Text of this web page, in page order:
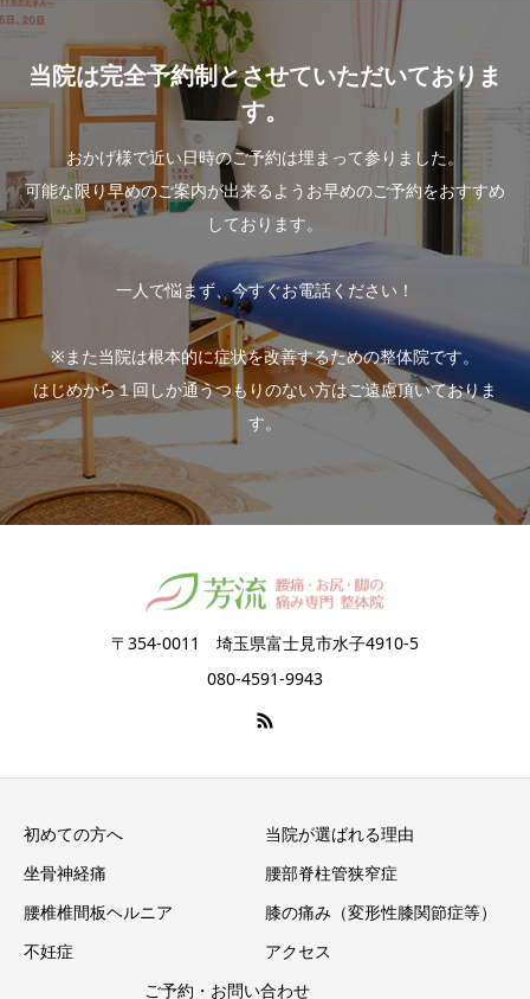
当院は完全予約制とさせていただいておりま
す。
おかげ様で近い日時のご予約は埋まって参りました。
可能な限り早めのご案内が出来るようお早めのご予約をおすすめ
しております。
一人で悩まず、今すぐお電話ください！
※また当院は根本的に症状を改善するための整体院です。
はじめから１回しか通うつもりのない方はご遠慮頂いておりま
す。
〒354-0011 埼玉県富士見市水子4910-5
080-4591-9943
初めての方へ
当院が選ばれる理由
坐骨神経痛
腰部脊柱管狭窄症
腰椎椎間板ヘルニア
膝の痛み（変形性膝関節症等）
不妊症
アクセス
ご予約・お問い合わせ